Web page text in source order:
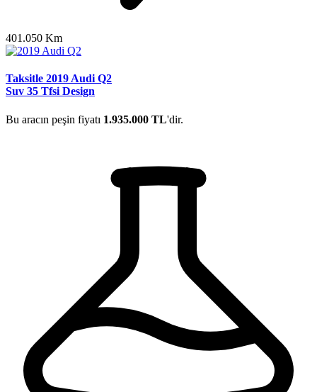
401.050 Km
Taksitle 2019 Audi Q2
Suv 35 Tfsi Design
Bu aracın peşin fiyatı 1.935.000 TL'dir.